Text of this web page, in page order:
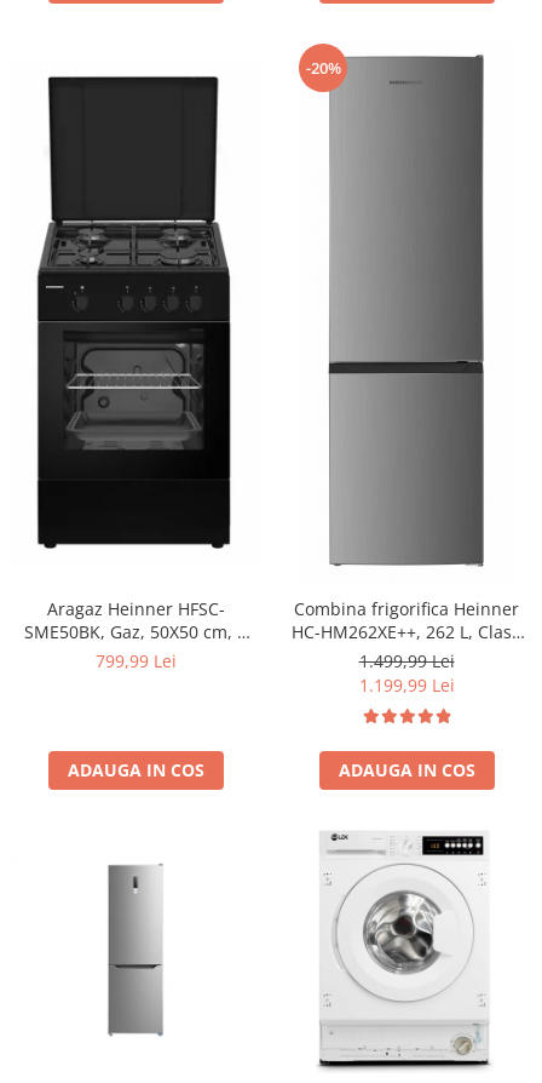
Aragaz Heinner HFSC-
SME50BK, Gaz, 50X50 cm, 4
arzatoare, Dispozitiv
799,99 Lei
ADAUGA IN COS
-20%
Combina frigorifica Heinner
HC-HM262XE++, 262 L, Clasa
E, Control electronic,
Iluminare LED, 180 cm, Inox
1.499,99 Lei
1.199,99 Lei
ADAUGA IN COS